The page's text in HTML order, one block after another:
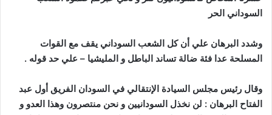
السوداني الحر
وشدد البرهان علي أن كل الشعب السوداني يقف مع القوات
المسلحة عدا فئة ضالة تساند الباطل و المليشيا – علي حد قوله .
وقال رئيس مجلس السيادة الإنتقالي في السودان الفريق أول عبد
الفتاح البرهان : لن نخذل السودانيين و نحن منتصرون وهذا العدو و